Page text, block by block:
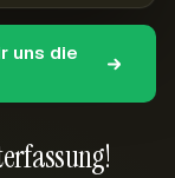
uns die